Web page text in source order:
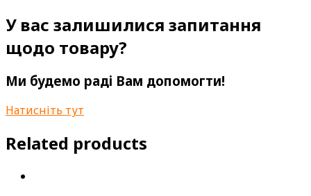
У вас залишилися запитання
щодо товару?
Ми будемо раді Вам допомогти!
Натисніть тут
Related products